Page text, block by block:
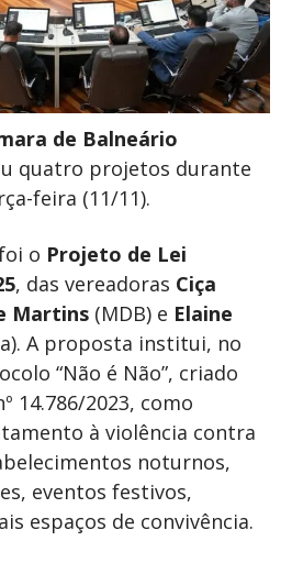
de Balneário
quatro projetos durante
feira (11/11).
o Projeto de Lei
, das vereadoras Ciça
Martins (MDB) e Elaine
A proposta institui, no
“Não é Não”, criado
14.786/2023, como
à violência contra
noturnos,
eventos festivos,
espaços de convivência.